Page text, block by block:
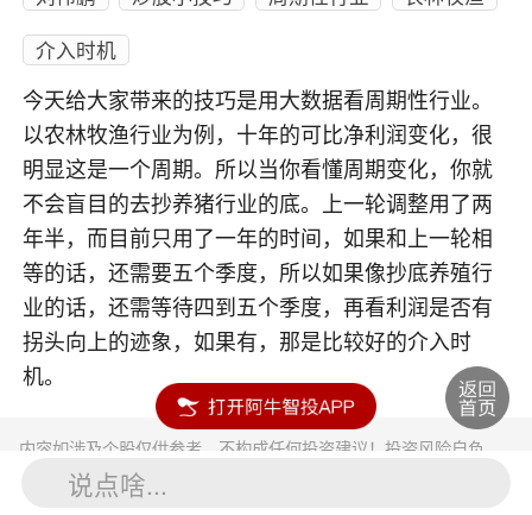
介入时机
今天给大家带来的技巧是用大数据看周期性行业。
以农林牧渔行业为例，十年的可比净利润变化，很
明显这是一个周期。所以当你看懂周期变化，你就
不会盲目的去抄养猪行业的底。上一轮调整用了两
年半，而目前只用了一年的时间，如果和上一轮相
等的话，还需要五个季度，所以如果像抄底养殖行
业的话，还需等待四到五个季度，再看利润是否有
拐头向上的迹象，如果有，那是比较好的介入时
机。
内容如涉及个股仅供参考，不构成任何投资建议！投资风险自负。
投资有风险，入市须谨慎。
说点啥...